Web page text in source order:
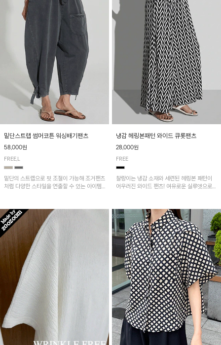
밑단스트랩 썸머코튼 워싱배기팬츠
58,000원
FREE,L
밑단의 스트랩으로 핏 조절이 가능해 조거팬츠
처럼 다양한 스타일을 연출할 수 있는 아이템!
냉감 헤링본패턴 와이드 큐롯팬츠
28,000원
FREE
찰랑이는 냉감 소재와 세련된 헤링본 패턴이
어우러진 와이드 팬츠! 여유로운 실루엣으로
다.